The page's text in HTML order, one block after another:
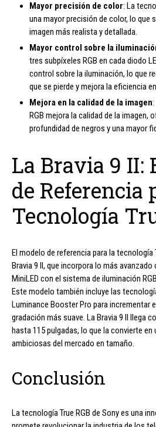
Mayor precisión de color: La
una mayor precisión de color, lo que
imagen más realista y detallada.
Mayor control sobre la
tres subpíxeles RGB en cada diodo
control sobre la iluminación, lo que
que se pierde y mejora la eficiencia
Mejora en la calidad de la imagen
RGB mejora la calidad de la imagen,
profundidad de negros y una mayor
La Bravia 9 II:
de Referencia
Tecnología
El modelo de referencia para la tecnología
Bravia 9 II, que incorpora lo más
MiniLED con el sistema de iluminación
Este modelo también incluye las
Luminance Booster Pro para incrementar
gradación más suave. La Bravia 9 II llega
hasta 115 pulgadas, lo que la convierte
ambiciosas del mercado en tamaño.
Conclusión
La tecnología True RGB de Sony es una